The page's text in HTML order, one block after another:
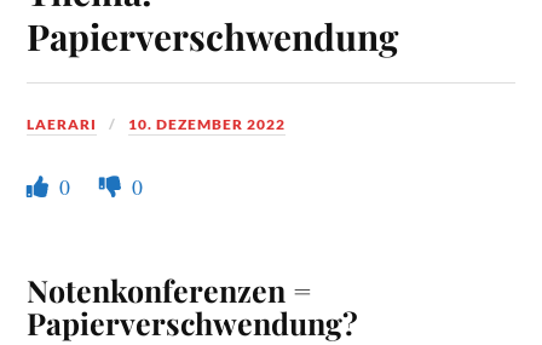
Papierverschwendung
LAERARI 10. DEZEMBER 2022
0 0
Notenkonferenzen =
Papierverschwendung?